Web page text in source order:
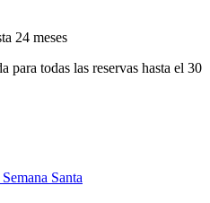
24 meses
para todas las reservas hasta el 30
Santa